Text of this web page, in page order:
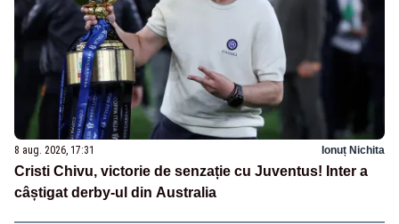
8 aug. 2026, 17:31 Ionuț Nichita
Cristi Chivu, victorie de senzație cu Juventus! Inter a
câștigat derby-ul din Australia